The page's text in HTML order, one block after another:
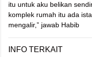
itu untuk aku belikan
komplek rumah itu ada
mengalir,” jawab Habib
INFO TERKAIT